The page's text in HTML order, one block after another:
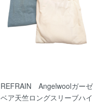
REFRAIN Angelwoolガーゼ
ベア天竺ロングスリーブハイ